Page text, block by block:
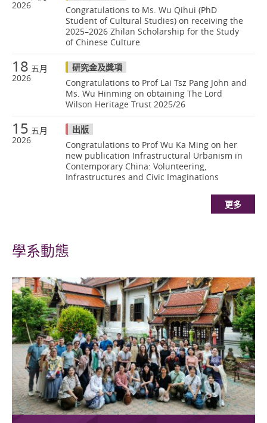
2026
Congratulations to Ms. Wu Qihui (PhD
Student of Cultural Studies) on receiving the
2025–2026 Zhilan Scholarship for the Study
of Chinese Culture
18 五月
2026
研究金及獎項
Congratulations to Prof Lai Tsz Pang John and
Ms. Wu Hinming on obtaining The Lord
Wilson Heritage Trust 2025/26
15 五月
2026
出版
Congratulations to Prof Wu Ka Ming on her
new publication Infrastructural Urbanism in
Contemporary China: Volunteering,
Infrastructures and Civic Imaginations
更多
學系動態